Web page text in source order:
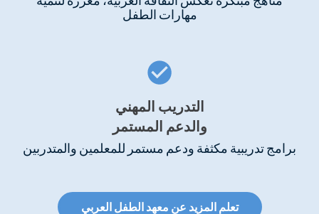
مهارات الطفل
التدريب المهني
والدعم المستمر
برامج تدريبية مكثفة ودعم مستمر للمعلمين والمتدربين
تعلم المزيد عن معهد الطفل العربي